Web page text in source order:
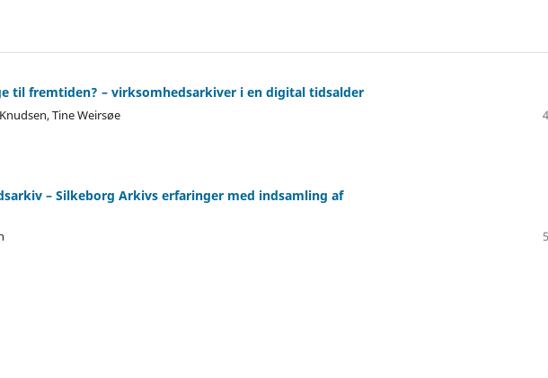
til fremtiden? – virksomhedsarkiver i en digital tidsalder
Tine Weirsøe
– Silkeborg Arkivs erfaringer med indsamling af